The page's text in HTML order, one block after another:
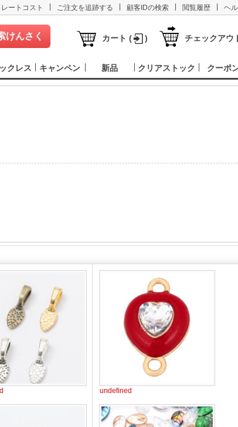
レートコスト ご注文を追跡する 顧客IDの検索 閲覧履歴 ヘ
カート ( ) チェックアウ
クレス キャンペン 新品 クリアストック クーポ
undefined